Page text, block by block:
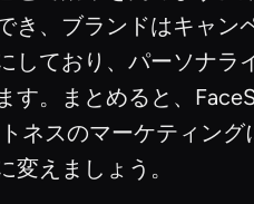
、ブランドはキャ
ており、パーソナ
。まとめると、
ネスのマーケティン
えましょう。